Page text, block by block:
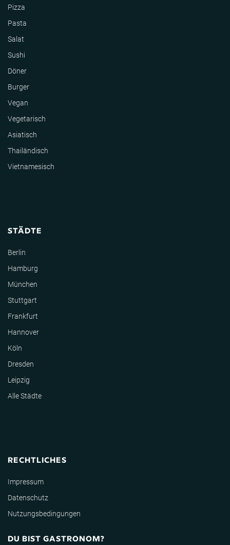
Pizza
Pasta
Salat
Sushi
Döner
Burger
Vegan
Vegetarisch
Asiatisch
Thailändisch
Vietnamesisch
STÄDTE
Berlin
Hamburg
München
Stuttgart
Frankfurt
Hannover
Köln
Dresden
Leipzig
Alle Städte
RECHTLICHES
Impressum
Datenschutz
Nutzungsbedingungen
DU BIST GASTRONOM?